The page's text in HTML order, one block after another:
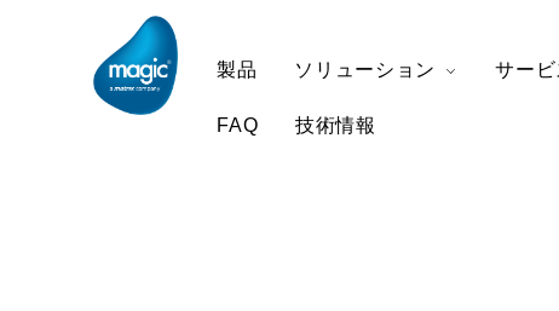
製品 ソリューション サービ
FAQ 技術情報